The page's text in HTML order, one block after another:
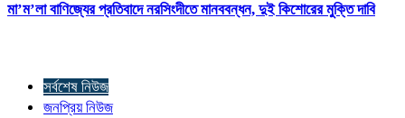
মা’ম’লা বাণিজ্যের প্রতিবাদে নরসিংদীতে মানববন্ধন, দুই কিশোরের মুক্তি দাবি
সর্বশেষ নিউজ
জনপ্রিয় নিউজ